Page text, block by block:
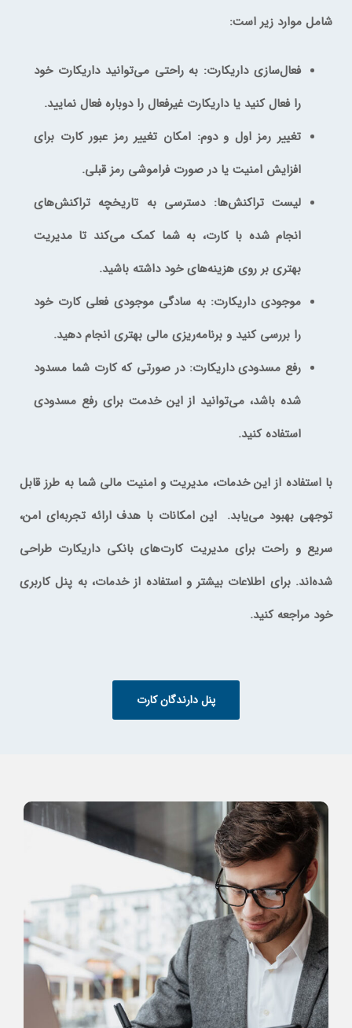
شامل موارد زیر است:
فعال‌سازی داریکارت: به راحتی می‌توانید داریکارت خود
را فعال کنید یا داریکارت‌ غیرفعال را دوباره فعال نمایید.
تغییر رمز اول و دوم: امکان تغییر رمز عبور کارت برای
افزایش امنیت یا در صورت فراموشی رمز قبلی.
لیست تراکنش‌ها: دسترسی به تاریخچه تراکنش‌های
انجام شده با کارت، به شما کمک می‌کند تا مدیریت
بهتری بر روی هزینه‌های خود داشته باشید.
موجودیداریکارت: به سادگی موجودی فعلی کارت خود
را بررسی کنید و برنامه‌ریزی مالی بهتری انجام دهید.
رفع مسدودی داریکارت: در صورتی که کارت شما مسدود
شده باشد، می‌توانید از این خدمت برای رفع مسدودی
استفاده کنید.
با استفاده از این خدمات، مدیریت و امنیت مالی شما به طرز قابل
توجهی بهبود می‌یابد. این امکانات با هدف ارائه تجربه‌ای امن،
سریع و راحت برای مدیریت کارت‌های بانکی داریکارت طراحی
شده‌اند. برای اطلاعات بیشتر و استفاده از خدمات، به پنل کاربری
خود مراجعه کنید.
پنل دارندگان کارت